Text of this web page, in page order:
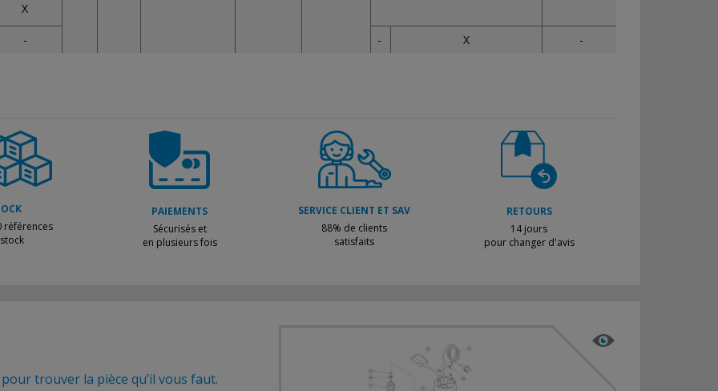
X
- - X -
références
PAIEMENTS
Sécurisés et
en plusieurs fois
SERVICE CLIENT ET SAV
88% de clients
satisfaits
RETOURS
14 jours
pour changer d'avis
trouver la pièce qu’il vous faut.